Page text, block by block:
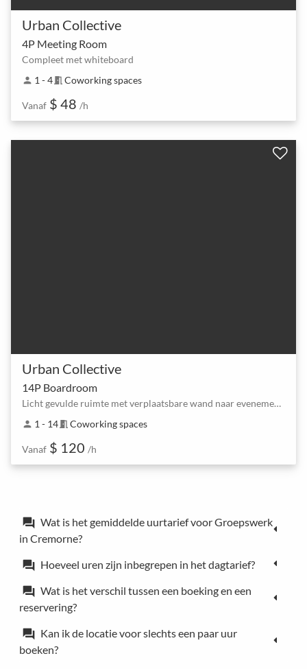
Urban Collective
4P Meeting Room
Compleet met whiteboard
person 1 - 4meeting_room Coworking spaces
Vanaf $ 48 /h
Urban Collective
14P Boardroom
Licht gevulde ruimte met verplaatsbare wand naar evenementenruimte en lobby
person 1 - 14meeting_room Coworking spaces
Vanaf $ 120 /h
forum Wat is het gemiddelde uurtarief voor Groepswerk
in Cremorne?
forum Hoeveel uren zijn inbegrepen in het dagtarief?
forum Wat is het verschil tussen een boeking en een
reservering?
forum Kan ik de locatie voor slechts een paar uur
boeken?